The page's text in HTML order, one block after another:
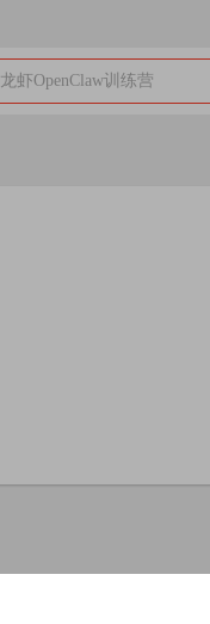
龙虾OpenClaw训练营